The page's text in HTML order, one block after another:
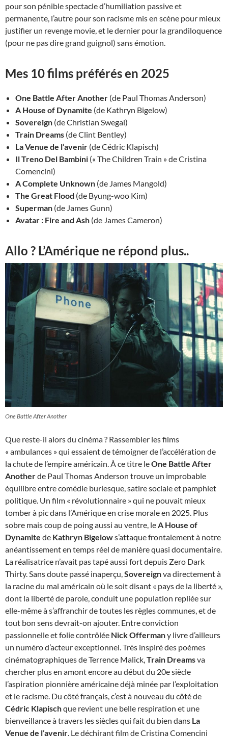
pour son pénible spectacle d’humiliation passive et
permanente, l’autre pour son racisme mis en scène pour mieux
justifier un revenge movie, et le dernier pour la grandiloquence
(pour ne pas dire grand guignol) sans émotion.
Mes 10 films préférés en 2025
One Battle After Another (de Paul Thomas Anderson)
A House of Dynamite (de Kathryn Bigelow)
Sovereign (de Christian Swegal)
Train Dreams (de Clint Bentley)
La Venue de l’avenir (de Cédric Klapisch)
Il Treno Del Bambini (« The Children Train » de Cristina
Comencini)
A Complete Unknown (de James Mangold)
The Great Flood (de Byung-woo Kim)
Superman (de James Gunn)
Avatar : Fire and Ash (de James Cameron)
Allo ? L’Amérique ne répond plus..
One Battle After Another
Que reste-il alors du cinéma ? Rassembler les films
« ambulances » qui essaient de témoigner de l’accélération de
la chute de l’empire américain. À ce titre leOne Battle After
Anotherde Paul Thomas Anderson trouve un improbable
équilibre entre comédie burlesque, satire sociale et pamphlet
politique. Un film « révolutionnaire » qui ne pouvait mieux
tomber à pic dans l’Amérique en crise morale en 2025. Plus
sobre mais coup de poing aussi au ventre, le A House of
Dynamite de Kathryn Bigelows’attaque frontalement à notre
anéantissement en temps réel de manière quasi documentaire.
La réalisatrice n’avait pas tapé aussi fort depuis Zero Dark
Thirty. Sans doute passé inaperçu, Sovereignva directement à
la racine du mal américain où le soit disant « pays de la liberté »,
dont la liberté de parole, conduit une population repliée sur
elle-même à s’affranchir de toutes les règles communes, et de
tout bon sens devrait-on ajouter. Entre conviction
passionnelle et folie contrôlée Nick Offermany livre d’ailleurs
un numéro d’acteur exceptionnel. Très inspiré des poèmes
cinématographiques de Terrence Malick, Train Dreamsva
chercher plus en amont encore au début du 20e siècle
l’aspiration pionnière américaine déjà minée par l’exploitation
et le racisme. Du côté français, c’est à nouveau du côté de
Cédric Klapischque revient une belle respiration et une
bienveillance à travers les siècles qui fait du bien dans La
Venue de l’avenir . Le déchirant film de Cristina Comencini